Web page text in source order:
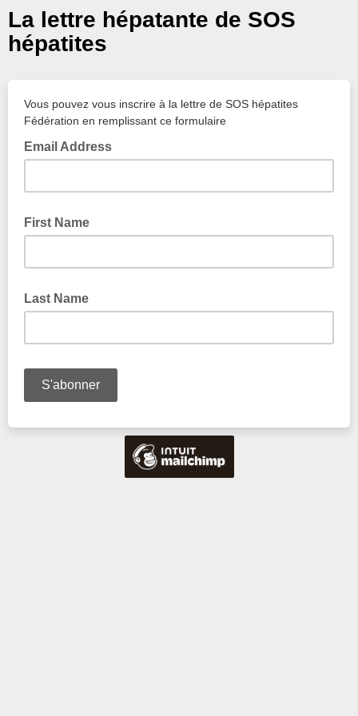
La lettre hépatante de SOS
hépatites
Vous pouvez vous inscrire à la lettre de SOS hépatites
Fédération en remplissant ce formulaire
Email Address
First Name
Last Name